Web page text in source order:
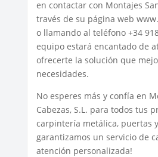
en contactar con Montajes
través de su página web
o llamando al teléfono +34
equipo estará encantado de
ofrecerte la solución que
necesidades.
No esperes más y confía en
Cabezas, S.L. para todos tus
carpintería metálica, puertas
garantizamos un servicio de
atención personalizada!